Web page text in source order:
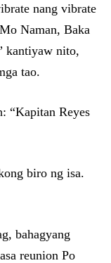
nang vibrate
Naman, Baka
kantiyaw nito,
tao.
“Kapitan Reyes
biro ng isa.
bahagyang
reunion Po